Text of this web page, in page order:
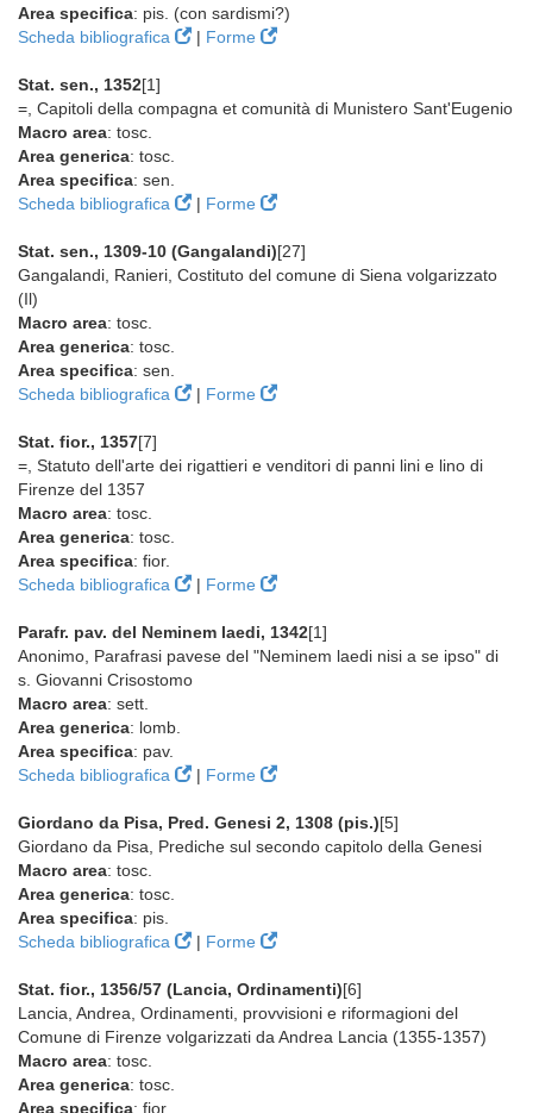
Area specifica: pis. (con sardismi?)
Scheda bibliografica
| Forme
Stat. sen., 1352[1]
=, Capitoli della compagna et comunità di Munistero Sant'Eugenio
Macro area: tosc.
Area generica: tosc.
Area specifica: sen.
Scheda bibliografica
| Forme
Stat. sen., 1309-10 (Gangalandi)[27]
Gangalandi, Ranieri, Costituto del comune di Siena volgarizzato
(Il)
Macro area: tosc.
Area generica: tosc.
Area specifica: sen.
Scheda bibliografica
| Forme
Stat. fior., 1357[7]
=, Statuto dell'arte dei rigattieri e venditori di panni lini e lino di
Firenze del 1357
Macro area: tosc.
Area generica: tosc.
Area specifica: fior.
Scheda bibliografica
| Forme
Parafr. pav. del Neminem laedi, 1342[1]
Anonimo, Parafrasi pavese del "Neminem laedi nisi a se ipso" di
s. Giovanni Crisostomo
Macro area: sett.
Area generica: lomb.
Area specifica: pav.
Scheda bibliografica
| Forme
Giordano da Pisa, Pred. Genesi 2, 1308 (pis.)[5]
Giordano da Pisa, Prediche sul secondo capitolo della Genesi
Macro area: tosc.
Area generica: tosc.
Area specifica: pis.
Scheda bibliografica
| Forme
Stat. fior., 1356/57 (Lancia, Ordinamenti)[6]
Lancia, Andrea, Ordinamenti, provvisioni e riformagioni del
Comune di Firenze volgarizzati da Andrea Lancia (1355-1357)
Macro area: tosc.
Area generica: tosc.
Area specifica: fior.